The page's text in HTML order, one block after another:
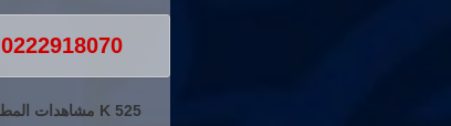
0222918070
525 K مشاهدات المطعم